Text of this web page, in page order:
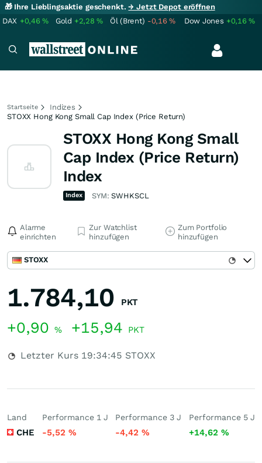
🎁 Ihre Lieblingsaktie geschenkt.→ Jetzt Depot eröffnen
DAX +0,46% Gold +2,28% Öl (Brent) -0,16% Dow Jones +0,16%
Startseite
Indizes
STOXX Hong Kong Small Cap Index (Price Return)
STOXX Hong Kong Small
Cap Index (Price Return)
Index
Index SYM:SWHKSCL
Alarme
einrichten
Zur Watchlist
hinzufügen
Zum Portfolio
hinzufügen
STOXX
1.784,10 PKT
+0,90 % +15,94 PKT
Letzter Kurs 19:34:45 STOXX
Land
CHE
Performance 1 J
-5,52 %
Performance 3 J
-4,42%
Performance 5 J
+14,62 %